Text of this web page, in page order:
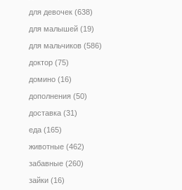
для девочек (638)
для малышей (19)
для мальчиков (586)
доктор (75)
домино (16)
дополнения (50)
доставка (31)
еда (165)
животные (462)
забавные (260)
зайки (16)